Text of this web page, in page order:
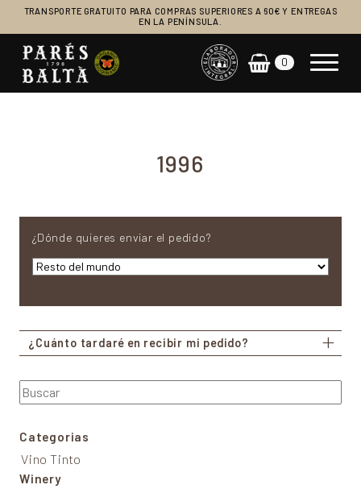
TRANSPORTE GRATUITO PARA COMPRAS SUPERIORES A 60€ Y ENTREGAS
EN LA PENÍNSULA.
Navegación principal 0
1996
¿Dónde quieres enviar el pedido?
¿Cuánto tardaré en recibir mi pedido?
Buscar
Categorias
Vino Tinto
Winery